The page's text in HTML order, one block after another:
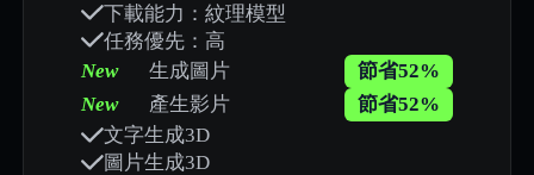
下載能力：紋理模型
任務優先：高
New
生成圖片
節省52%
New
產生影片
節省52%
文字生成3D
圖片生成3D